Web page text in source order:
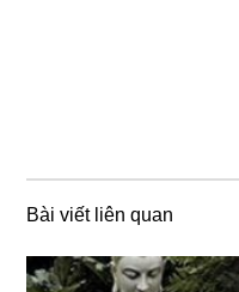
Bài viết liên quan